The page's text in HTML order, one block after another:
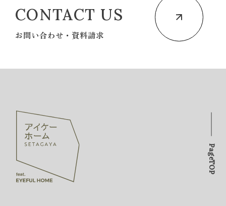
CONTACT US
お問い合わせ・資料請求
PageTOP